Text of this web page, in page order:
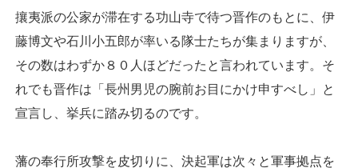
攘夷派の公家が滞在する功山寺で待つ晋作のもとに、伊
藤博文や石川小五郎が率いる隊士たちが集まりますが、
その数はわずか８０人ほどだったと言われています。そ
れでも晋作は「長州男児の腕前お目にかけ申すべし」と
宣言し、挙兵に踏み切るのです。
藩の奉行所攻撃を皮切りに、決起軍は次々と軍事拠点を